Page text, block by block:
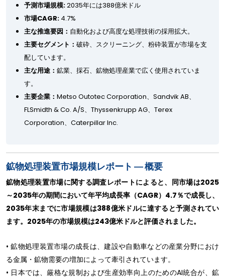
予測市場規模:2035年には388億米ドル
市場CAGR: 4.7%
主な推進要因： 自動化および高度な処理技術の採用拡大。
主要セグメント： 破砕、スクリーニング、粉砕装置が市場を支
配しています。
主な用途： 鉱業、採石、鉱物処理産業で広く使用されていま
す。
主要企業： Metso Outotec Corporation、Sandvik AB、
FLSmidth & Co. A/S、Thyssenkrupp AG、Terex
Corporation、Caterpillar Inc.
鉱物処理装置市場規模レポート ― 概要
鉱物処理装置市場に関する調査レポートによると、同市場は2025
～2035年の期間において年平均成長率（CAGR）4.7％で成長し、
2035年末までに市場規模は388億米ドルに達すると予測されてい
ます。2025年の市場規模は243億米ドルと評価されました。
• 鉱物処理装置市場の成長は、建設や自動車などの産業分野におけ
る金属・鉱物需要の増加によって牽引されています。
• 日本では、厳格な規制および生産効率向上のためのAI統合が、鉱